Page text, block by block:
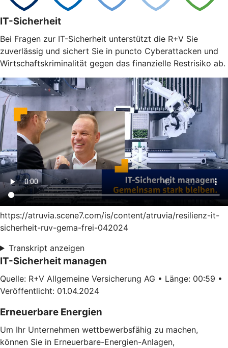
IT-Sicherheit
Bei Fragen zur IT-Sicherheit unterstützt die R+V Sie
zuverlässig und sichert Sie in puncto Cyberattacken und
Wirtschaftskriminalität gegen das finanzielle Restrisiko ab.
https://atruvia.scene7.com/is/content/atruvia/resilienz-it-
sicherheit-ruv-gema-frei-042024
Transkript anzeigen
IT-Sicherheit managen
Quelle: R+V Allgemeine Versicherung AG • Länge: 00:59 •
Veröffentlicht: 01.04.2024
Erneuerbare Energien
Um Ihr Unternehmen wettbewerbsfähig zu machen,
können Sie in Erneuerbare-Energien-Anlagen,